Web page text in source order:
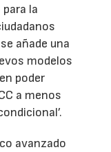
para la
añade una
modelos
poder
a menos
avanzado